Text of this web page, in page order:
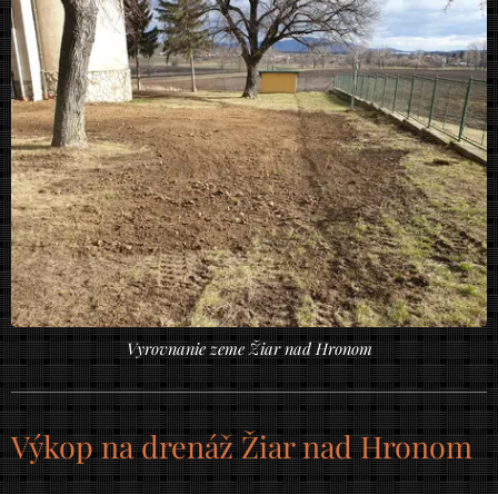
Vyrovnanie zeme Žiar nad Hronom
Výkop na drenáž Žiar nad Hronom